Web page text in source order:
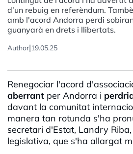
d’un rebuig en referèndum.
amb l'acord Andorra perdi
guanyarà en drets i llibertats.
Author|19.05.25
Renegociar l'acord
aberrant per Andorra i
davant la comunitat
manera tan rotunda s'ha
secretari d'Estat, Landry
legislativa, que s'ha allargat